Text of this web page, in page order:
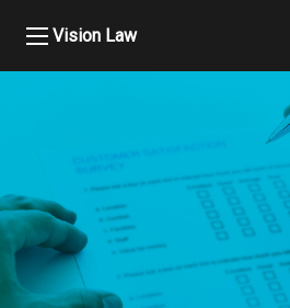
Vision Law